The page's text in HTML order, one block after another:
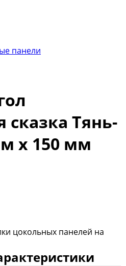
панели
сказка Тянь-
х 150 мм
цокольных панелей на